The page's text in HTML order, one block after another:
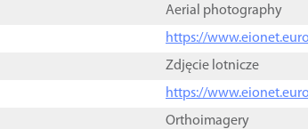
Aerial photography
https://
Zdjęcie lotnicze
https://
Orthoimagery